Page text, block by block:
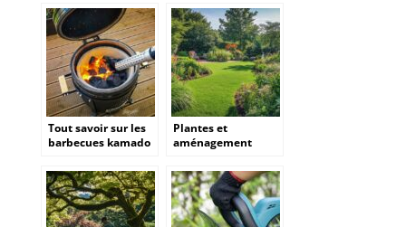
ambitieux
capitata
Tout savoir sur les
barbecues kamado
choisir et utiliser
votre grill
Plantes et
aménagement
pour un jardin
luxuriant